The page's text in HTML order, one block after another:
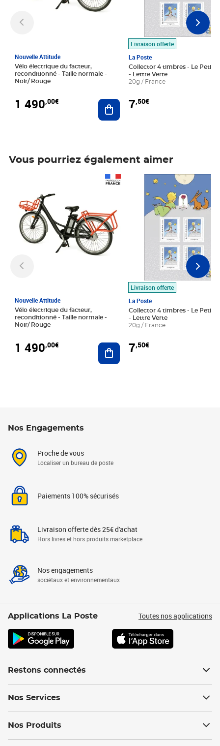
Nouvelle Attitude
Vélo électrique du facteur,
reconditionné - Taille normale -
Noir/ Rouge
1 490,00€ Ajouter au panier
Livraison offerte
La Poste
Collector 4 timbres - Le Petit
- Lettre Verte
20g / France
7,50€
Vous pourriez également aimer
Nouvelle Attitude
Vélo électrique du facteur,
reconditionné - Taille normale -
Noir/ Rouge
1 490,00€ Ajouter au panier
Livraison offerte
La Poste
Collector 4 timbres - Le Petit
- Lettre Verte
20g / France
7,50€
Prix 7,50€
Nos Engagements
Proche de vous
Localiser un bureau de poste
Paiements 100% sécurisés
Livraison offerte dès 25€ d'achat
Hors livres et hors produits marketplace
Nos engagements
sociétaux et environnementaux
Applications La Poste Toutes nos applications
Restons connectés
Nos Services
Nos Produits